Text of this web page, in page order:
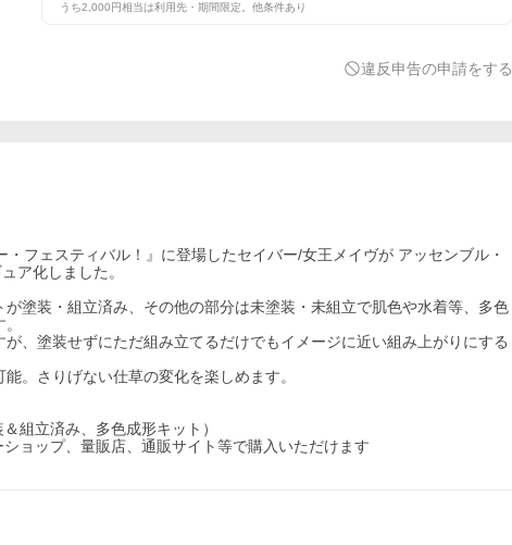
うち2,000円相当は利用先・期間限定。他条件あり
違反申告の申請をする
フェスティバル！』に登場したセイバー/女王メイヴが アッセンブル・
ア化しました。
塗装・組立済み、その他の部分は未塗装・未組立で肌色や水着等、多色
、塗装せずにただ組み立てるだけでもイメージに近い組み上がりにする
。さりげない仕草の変化を楽しめます。
組立済み、多色成形キット）
ョップ、量販店、通販サイト等で購入いただけます